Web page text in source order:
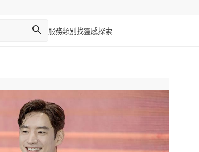
服務類別 找靈感探索